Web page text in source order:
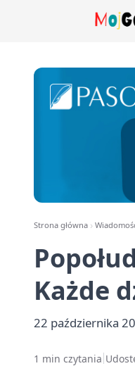
Strona główna
Każde
22 października
1 min czytania